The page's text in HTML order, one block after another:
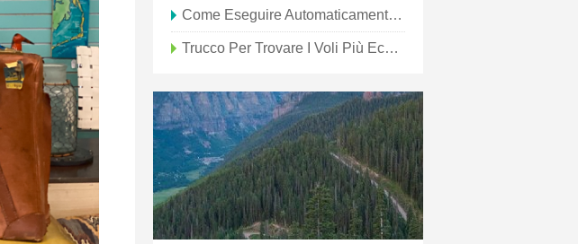
Come Eseguire Automaticamente Il Backup Del Tuo IPhone Quando Sei In Viaggio
Trucco Per Trovare I Voli Più Economici:aeroporti Alternativi